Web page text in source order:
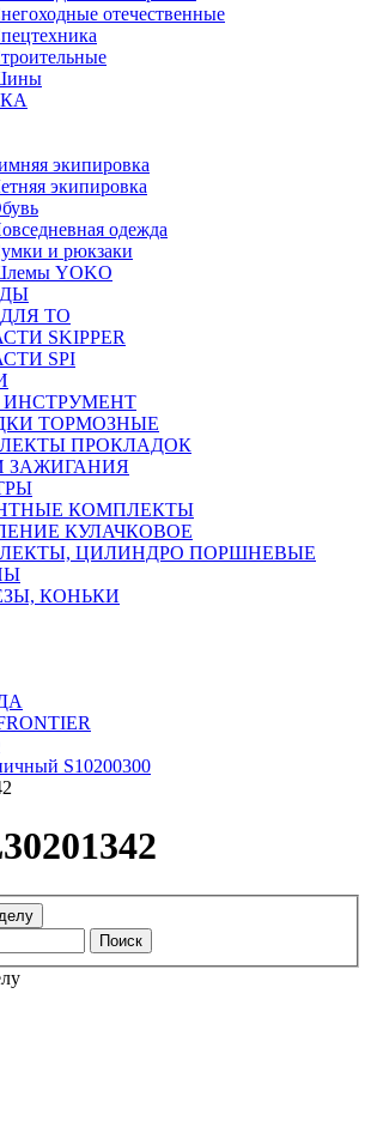
отечественные
экипировка
экипировка
одежда
и рюкзаки
YOKO
ТО
SKIPPER
SPI
ИНСТРУМЕНТ
ТОРМОЗНЫЕ
ПРОКЛАДОК
ЗАЖИГАНИЯ
КОМПЛЕКТЫ
КУЛАЧКОВОЕ
ЦИЛИНДРО ПОРШНЕВЫЕ
КОНЬКИ
S10200300
Поиск